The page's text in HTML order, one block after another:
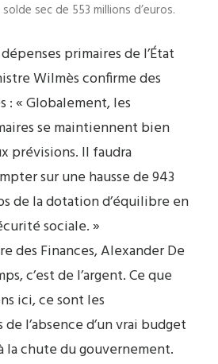
sec de 553 millions d’euros.
primaires de l’État
Wilmès confirme des
: « Globalement, les
se maintiennent bien
prévisions. Il faudra
sur une hausse de 943
de la dotation d’équilibre en
sociale. »
des Finances, Alexander De
c’est de l’argent. Ce que
ici, ce sont les
l’absence d’un vrai budget
la chute du gouvernement.